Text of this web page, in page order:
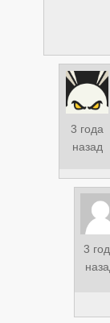
3 года
назад
3